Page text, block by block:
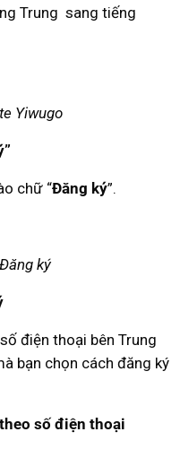
Trung sang tiếng
Yiwugo
chữ “Đăng ký”.
ký
điện thoại bên Trung
bạn chọn cách đăng ký
số điện thoại